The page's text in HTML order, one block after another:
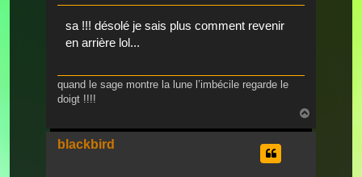
sa !!! désolé je sais plus comment revenir
en arrière lol...
quand le sage montre la lune l’imbécile regarde le
doigt !!!!
blackbird